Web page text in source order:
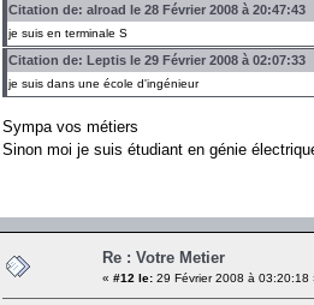
Citation de: alroad le 28 Février 2008 à 20:47:43
je suis en terminale S
Citation de: Leptis le 29 Février 2008 à 02:07:33
je suis dans une école d'ingénieur
Sympa vos métiers
Sinon moi je suis étudiant en génie
Re : Votre Metier
« #12 le: 29 Février 2008 à 03:20:18